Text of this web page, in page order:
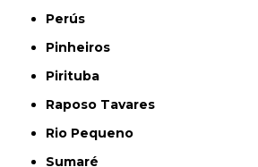
Perús
Pinheiros
Pirituba
Raposo Tavares
Rio Pequeno
Sumaré